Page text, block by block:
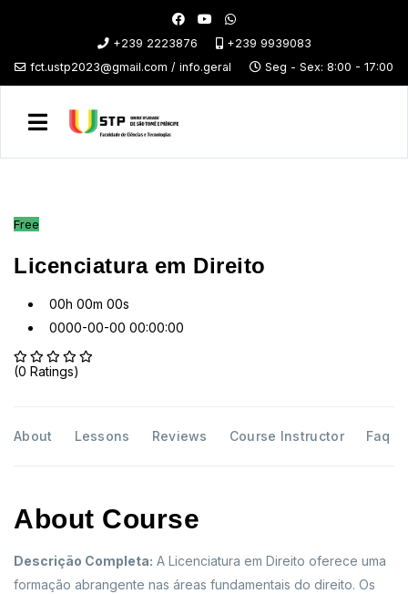
+239 2223876
+239 9939083
fct.ustp2023@gmail.com / info.geral
Seg - Sex: 8:00 - 17:00
Free
Licenciatura em Direito
00h 00m 00s
0000-00-00 00:00:00
(0 Ratings)
About Lessons Reviews Course Instructor Faq
About Course
Descrição Completa: A Licenciatura em Direito oferece uma
formação abrangente nas áreas fundamentais do direito. Os